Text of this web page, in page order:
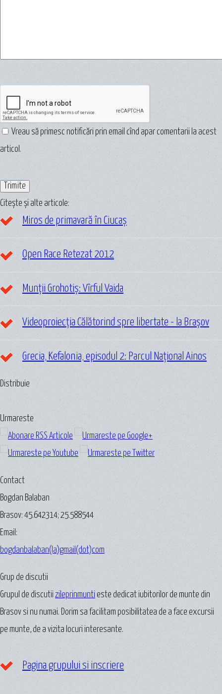
Vreau să primesc notificări prin email cînd apar comentarii la acest
articol.
Citește și alte articole:
Miros de primavară în Ciucaș
Open Race Retezat 2012
Munții Grohotiș: Vîrful Vaida
Videoproiecția Călătorind spre libertate - la Brașov
Grecia, Kefalonia, episodul 2: Parcul Național Ainos
Distribuie
Urmareste
Contact
Bogdan Balaban
Brasov: 45.642314; 25.588544
Email:
bogdanbalaban(la)gmail(dot)com
Grup de discutii
Grupul de discutii zileprinmunti este dedicat iubitorilor de munte din
Brasov si nu numai. Dorim sa facilitam posibilitatea de a face excursii
pe munte, de a vizita locuri interesante.
Pagina grupului si inscriere